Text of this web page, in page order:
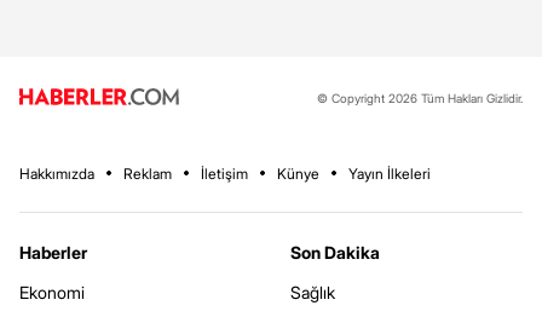
© Copyright 2026 Tüm Hakları Gizlidir.
Hakkımızda Reklam İletişim Künye Yayın İlkeleri
Haberler
Ekonomi
Son Dakika
Sağlık